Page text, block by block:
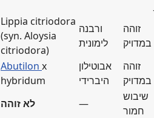
Lippia citriodora
(syn. Aloysia
citriodora)
ורבנה
לימונית
זוהה
במדויק
Abutilon x
hybridum
אבוטילון
היברידי
זוהה
במדויק
לא זוהה —
שיבוש
חמור